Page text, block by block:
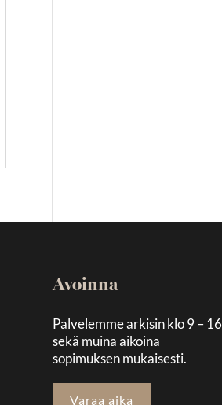
Avoinna
Palvelemme arkisin klo 9 – 16
sekä muina aikoina
sopimuksen mukaisesti.
Varaa aika